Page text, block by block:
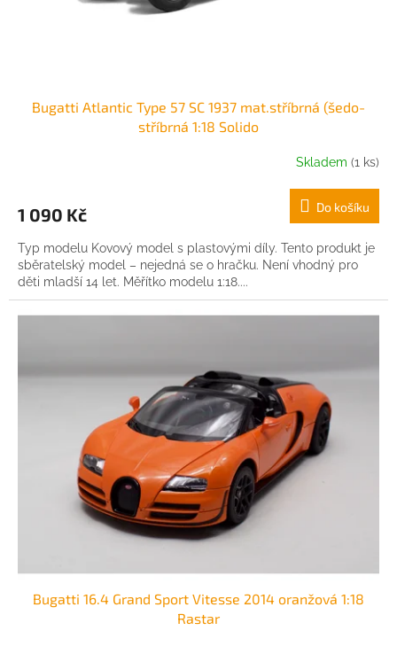
Bugatti Atlantic Type 57 SC 1937 mat.stříbrná (šedo-
stříbrná 1:18 Solido
Skladem (1 ks)
1 090 Kč Do košíku
Typ modelu Kovový model s plastovými díly. Tento produkt je
sběratelský model – nejedná se o hračku. Není vhodný pro
děti mladší 14 let. Měřítko modelu 1:18....
Bugatti 16.4 Grand Sport Vitesse 2014 oranžová 1:18
Rastar